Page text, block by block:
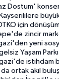
konserleri
için
zincir
yeni
Yaşam Parkı'nda
istihdam
ortak akıl